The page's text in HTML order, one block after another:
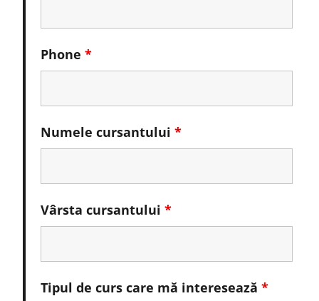
Phone *
Numele cursantului *
Vârsta cursantului *
Tipul de curs care mă interesează *